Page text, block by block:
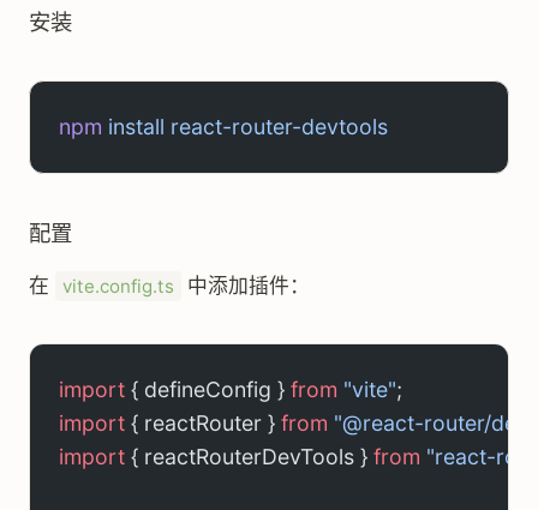
安装
npm install react-router-devtools
配置
在 vite.config.ts 中添加插件：
import { defineConfig } from "vite";
import { reactRouter } from "@react-router/
import { reactRouterDevTools } from "react-